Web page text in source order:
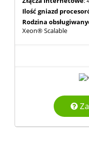
Ilość gniazd
Rodzina
Xeon® Scalable